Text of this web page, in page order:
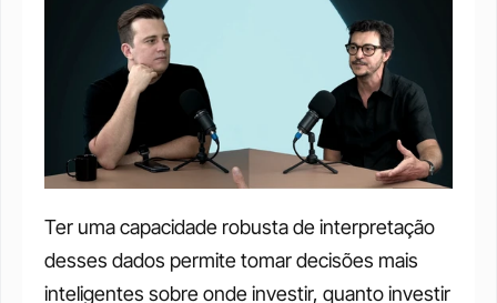
Ter uma capacidade robusta de interpretação
desses dados permite tomar decisões mais
inteligentes sobre onde investir, quanto investir